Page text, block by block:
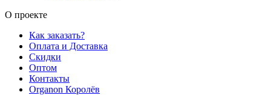
О проекте
Как заказать?
Оплата и Доставка
Скидки
Оптом
Контакты
Organon Королёв